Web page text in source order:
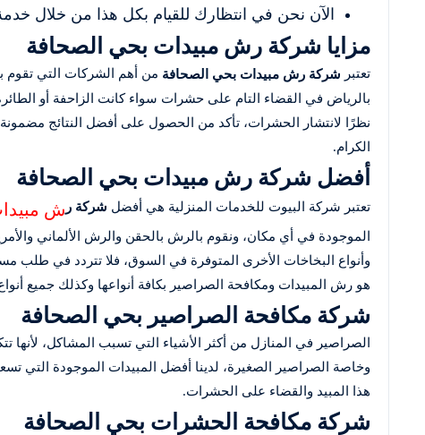
الآن نحن في انتظارك للقيام بكل هذا من خلال
مزايا شركة رش مبيدات بحي الصحافة
تعتبر شركة رش مبيدات بحي الصحافة من أهم الشركات التي تقوم
بالرياض في القضاء التام على حشرات سواء كانت الزاحفة أو
نظرًا لانتشار الحشرات، تأكد من الحصول على أفضل النتائج
الكرام.
أفضل شركة رش مبيدات بحي الصحافة
تعتبر شركة البيوت للخدمات المنزلية هي أفضل شركة ر ش
الموجودة في أي مكان، ونقوم بالرش بالحقن والرش الألماني
وأنواع البخاخات الأخرى المتوفرة في السوق، فلا تتردد في طلب
هو رش المبيدات ومكافحة الصراصير بكافة أنواعها وكذلك جميع
شركة مكافحة الصراصير بحي الصحافة
الصراصير في المنازل من أكثر الأشياء التي تسبب المشاكل، لأنها
وخاصة الصراصير الصغيرة، لدينا أفضل المبيدات الموجودة التي
هذا المبيد والقضاء على الحشرات.
شركة مكافحة الحشرات بحي الصحافة